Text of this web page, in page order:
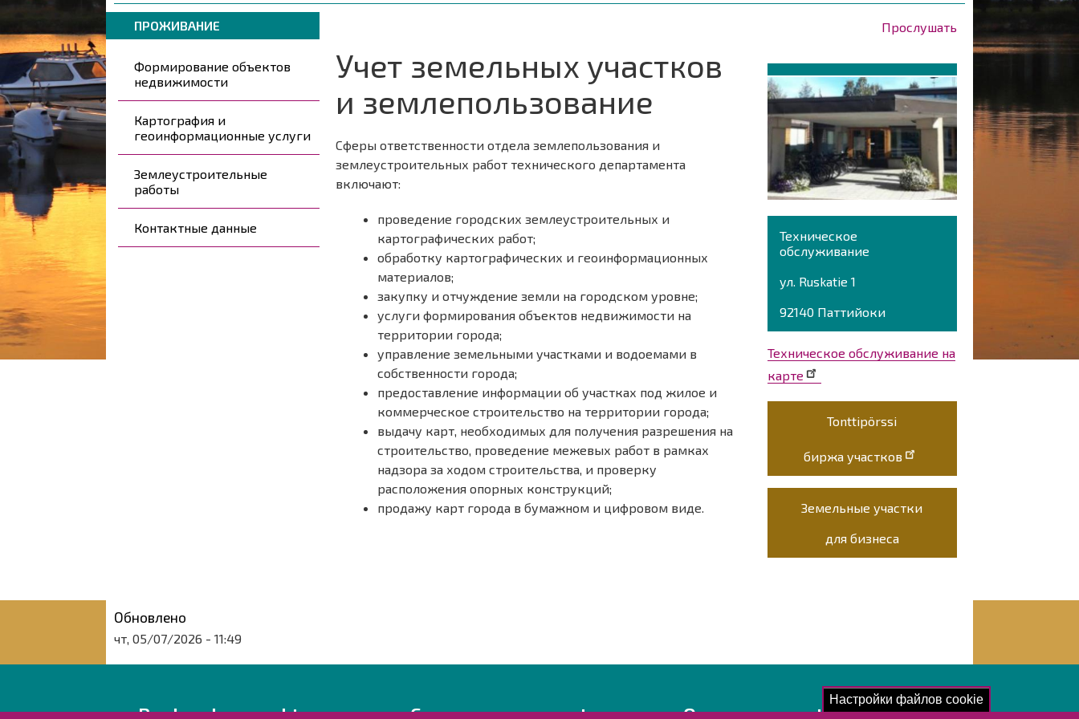
Настройки файлов cookie
навигации
are
here:
Breadcrumbs
are
here:
ПРОЖИВАНИЕ Прослушать
Päävalikko
Формирование объектов
недвижимости
Картография и
геоинформационные услуги
Землеустроительные
работы
Контактные данные
Учет земельных участков
и землепользование
Сферы ответственности отдела землепользования и
землеустроительных работ технического департамента
включают:
проведение городских землеустроительных и
картографических работ;
обработку картографических и геоинформационных
материалов;
закупку и отчуждение земли на городском уровне;
услуги формирования объектов недвижимости на
территории города;
управление земельными участками и водоемами в
собственности города;
предоставление информации об участках под жилое и
коммерческое строительство на территории города;
выдачу карт, необходимых для получения разрешения на
строительство, проведение межевых работ в рамках
надзора за ходом строительства, и проверку
расположения опорных конструкций;
продажу карт города в бумажном и цифровом виде.
Техническое
обслуживание
ул. Ruskatie 1
92140 Паттийоки
Техническое обслуживание на
карте
Tonttipörssi
биржа участков
Земельные участки
для бизнеса
Обновлено
чт, 05/07/2026 - 11:49
Raahen kaupunki Свяжитесь с нами! Ознакомьтесь!